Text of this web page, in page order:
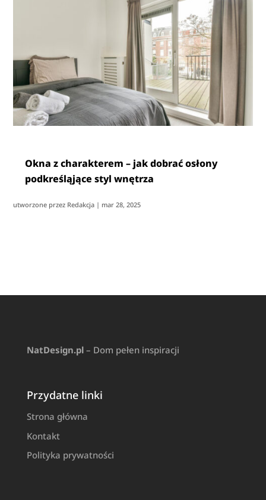
Okna z charakterem – jak dobrać osłony
podkreśląjące styl wnętrza
utworzone przez Redakcja | mar 28, 2025
NatDesign.pl– Dom pełen inspiracji
Przydatne linki
Strona główna
Kontakt
Polityka prywatności